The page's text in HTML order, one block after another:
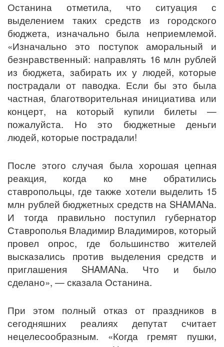
Останина отметила, что ситуация с
выделением таких средств из городского
бюджета, изначально была неприемлемой.
«Изначально это поступок аморальный и
безнравственный: направлять 16 млн рублей
из бюджета, забирать их у людей, которые
пострадали от паводка. Если бы это была
частная, благотворительная инициатива или
концерт, на который купили билеты —
пожалуйста. Но это бюджетные деньги
людей, которые пострадали!
После этого случая была хорошая цепная
реакция, когда ко мне обратились
ставропольцы, где также хотели выделить 15
млн рублей бюджетных средств на SHAMANа.
И тогда правильно поступил губернатор
Ставрополья Владимир Владимиров, который
провел опрос, где большинство жителей
высказались против выделения средств и
приглашения SHAMANа. Что и было
сделано», — сказала Останина.
При этом полный отказ от праздников в
сегодняшних реалиях депутат считает
нецелесообразным. «Когда гремят пушки,